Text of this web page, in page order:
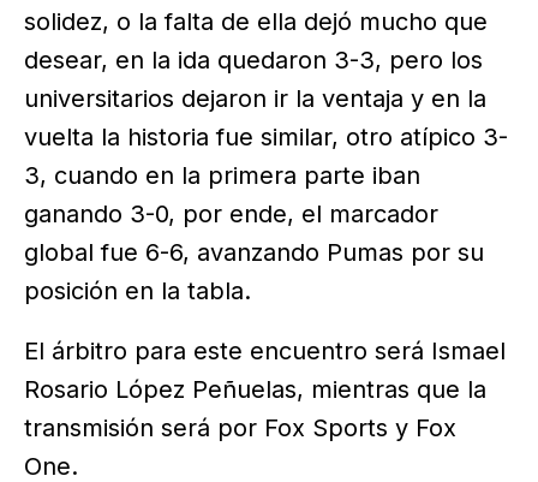
solidez, o la falta de ella dejó mucho que
desear, en la ida quedaron 3-3, pero los
universitarios dejaron ir la ventaja y en la
vuelta la historia fue similar, otro atípico 3-
3, cuando en la primera parte iban
ganando 3-0, por ende, el marcador
global fue 6-6, avanzando Pumas por su
posición en la tabla.
El árbitro para este encuentro será Ismael
Rosario López Peñuelas, mientras que la
transmisión será por Fox Sports y Fox
One.